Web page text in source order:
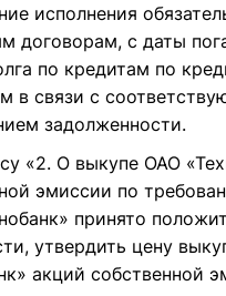
исполнения
договорам, с даты
по кредитам по
в связи с
задолженности.
«2. О выкупе ОАО
эмиссии по
принято
утвердить цену
акций собственной